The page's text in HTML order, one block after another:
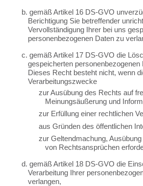
b. gemäß Artikel 16 DS-GVO
Berichtigung Sie betreffender
Vervollständigung Ihrer bei uns
personenbezogenen Daten zu
c. gemäß Artikel 17 DS-GVO die
gespeicherten personenbezogenen
Dieses Recht besteht nicht, wenn
Verarbeitungszwecke
zur Ausübung des Rechts auf
Meinungsäußerung und
zur Erfüllung einer rechtlichen
aus Gründen des öffentlichen
zur Geltendmachung,
von Rechtsansprüchen
d. gemäß Artikel 18 DS-GVO die
Verarbeitung Ihrer
verlangen,